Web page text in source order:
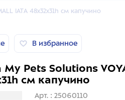
IATA 48x32x31h см капучино
В избранное
Pets Solutions
см капучино
Арт. : 25060110